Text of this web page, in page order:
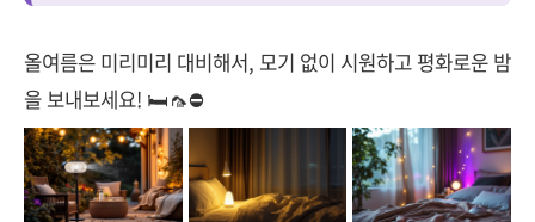
올여름은 미리미리 대비해서, 모기 없이 시원하고 평화로운 밤
을 보내보세요! 🛏️🦟⛔